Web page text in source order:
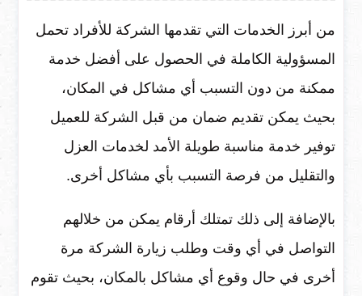
من أبرز الخدمات التي تقدمها الشركة للأفراد تحمل
المسؤولية الكاملة في الحصول على أفضل خدمة
ممكنة من دون التسبب أي مشاكل في المكان،
بحيث يمكن تقديم ضمان من قبل الشركة للعميل
توفير خدمة مناسبة طويلة الأمد لخدمات العزل
والتقليل من فرصة التسبب بأي مشاكل أخرى.
بالإضافة إلى ذلك تمتلك أرقام يمكن من خلالهم
التواصل في أي وقت وطلب زيارة الشركة مرة
أخرى في حال وقوع أي مشاكل بالمكان، بحيث تقوم